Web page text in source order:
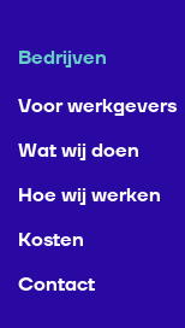
- Wordt het
verlengen we de
bedoeld is.
Bedrijven
Voor werkgevers
Wat wij doen
Hoe wij werken
Kosten
Contact